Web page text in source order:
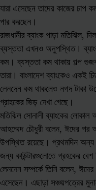
যারা এসেছেন তাদের কাজের
পার করছেন।
রাজধানীর ব্যাংক পাড়া মতিঝিল,
ব্যস্ততা এখনও অনুপস্থিত।
কম। ব্যস্ততা কম থাকায় গল্প
তারা। বাংলাদেশ ব্যাংকেও একই
লেনদেন কম থাকলেও নগদ টাকা
গ্রাহকের ভিড় দেখা গেছে।
মতিঝিল সোনালী ব্যাংকের লোকাল
আহম্মেদ চৌধুরী বলেন, ঈদের পর
উপস্থিত রয়েছে। প্রথমদিন অন্য
জন্য কাউন্টারগুলোতে গ্রহকের
লেনদেন সম্পর্কে তিনি বলেন,
এসেছেন। এছাড়া সঞ্চয়পত্রের